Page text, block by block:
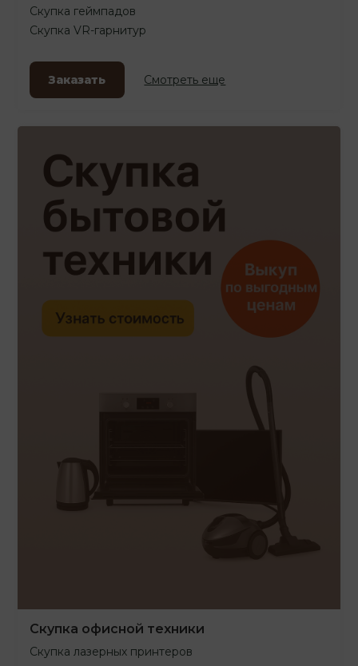
Скупка геймпадов
Скупка VR-гарнитур
Заказать Смотреть еще
Скупка офисной техники
Скупка лазерных принтеров